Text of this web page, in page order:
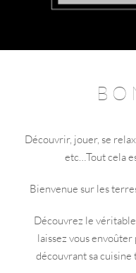
Découvrir, jouer, se
etc…Tout cela
Bienvenue sur les
Découvrez le
laissez vous envoûter
découvrant sa